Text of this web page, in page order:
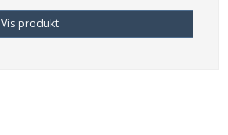
Vis produkt